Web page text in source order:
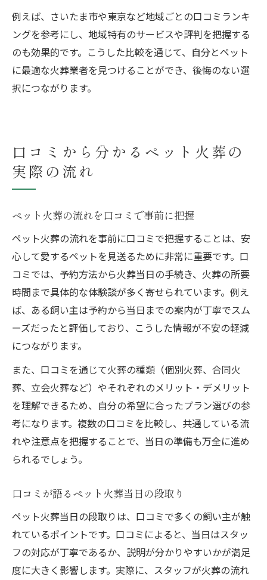
例えば、さいたま市や東京など地域ごとの口コミランキ
ングを参考にし、地域特有のサービスや評判を把握する
のも効果的です。こうした比較を通じて、自分とペット
に最適な火葬業者を見つけることができ、後悔のない選
択につながります。
口コミから分かるペット火葬の
実際の流れ
ペット火葬の流れを口コミで事前に把握
ペット火葬の流れを事前に口コミで把握することは、安
心して愛するペットを見送るために非常に重要です。口
コミでは、予約方法から火葬当日の手続き、火葬の所要
時間まで具体的な体験談が多く寄せられています。例え
ば、ある飼い主は予約から当日までの案内が丁寧でスム
ーズだったと評価しており、こうした情報が不安の軽減
につながります。
また、口コミを通じて火葬の種類（個別火葬、合同火
葬、立会火葬など）やそれぞれのメリット・デメリット
を理解できるため、自分の希望に合ったプラン選びの参
考になります。複数の口コミを比較し、共通している流
れや注意点を把握することで、当日の準備も万全に進め
られるでしょう。
口コミが語るペット火葬当日の段取り
ペット火葬当日の段取りは、口コミで多くの飼い主が触
れているポイントです。口コミによると、当日はスタッ
フの対応が丁寧であるか、説明が分かりやすいかが満足
度に大きく影響します。実際に、スタッフが火葬の流れ